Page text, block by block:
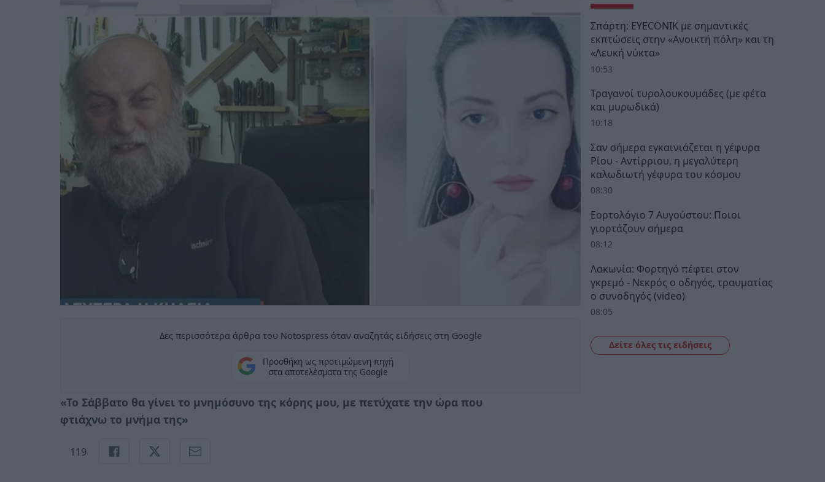
Δες περισσότερα άρθρα του Notospress όταν αναζητάς ειδήσεις στη Google
Προσθήκη ως προτιμώμενη πηγή
στα αποτελέσματα της Google
«Το Σάββατο θα γίνει το μνημόσυνο της κόρης μου, με πετύχατε την ώρα που
φτιάχνω το μνήμα της»
119
Σπάρτη: EYECONIK με σημαντικές
εκπτώσεις στην «Ανοικτή πόλη» και τη
«Λευκή νύκτα»
10:53
Τραγανοί τυρολουκουμάδες (με φέτα
και μυρωδικά)
10:18
Σαν σήμερα εγκαινιάζεται η γέφυρα
Ρίου - Αντίρριου, η μεγαλύτερη
καλωδιωτή γέφυρα του κόσμου
08:30
Εορτολόγιο 7 Αυγούστου: Ποιοι
γιορτάζουν σήμερα
08:12
Λακωνία: Φορτηγό πέφτει στον
γκρεμό - Νεκρός ο οδηγός, τραυματίας
ο συνοδηγός (video)
08:05
Δείτε όλες τις ειδήσεις